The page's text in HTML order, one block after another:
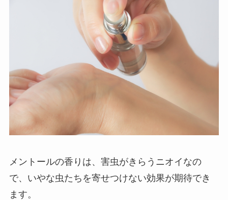
メントールの香りは、害虫がきらうニオイなの
で、いやな虫たちを寄せつけない効果が期待でき
ます。